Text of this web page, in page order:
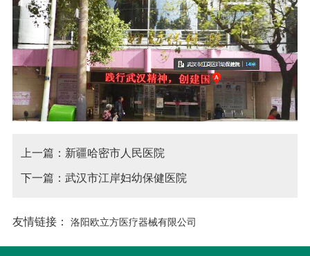
上一篇：新疆哈密市人民医院
下一篇：武汉市江岸妇幼保健医院
友情链接： 洛阳欧立方医疗器械有限公司